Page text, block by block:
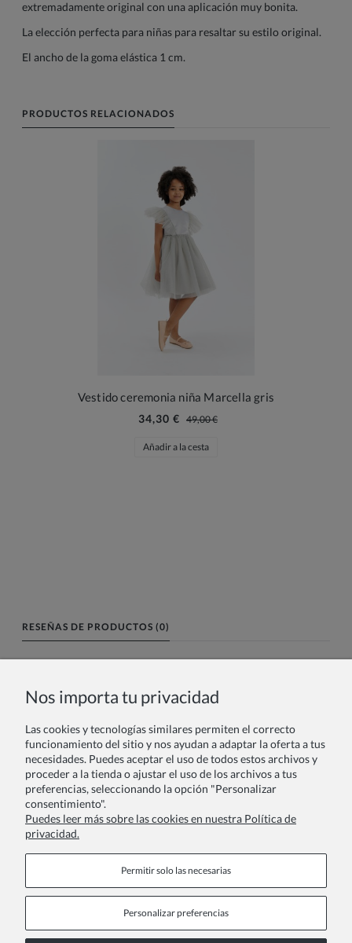
extremadamente original con una aplicación muy bonita.
La elección perfecta para niñas para resaltar su estilo original.
El ancho de la goma elástica 1 cm.
PRODUCTOS RELACIONADOS
Vestido ceremonia niña Marcella gris
34,30 € 49,00 €
Añadir a la cesta
RESEÑAS DE PRODUCTOS (0)
Tu reseña:
Páginas de información
Nos importa tu privacidad
Las cookies y tecnologías similares permiten el correcto
funcionamiento del sitio y nos ayudan a adaptar la oferta a tus
necesidades. Puedes aceptar el uso de todos estos archivos y
proceder a la tienda o ajustar el uso de los archivos a tus
preferencias, seleccionando la opción "Personalizar
consentimiento".
Puedes leer más sobre las cookies en nuestra Política de
privacidad.
Permitir solo las necesarias
Personalizar preferencias